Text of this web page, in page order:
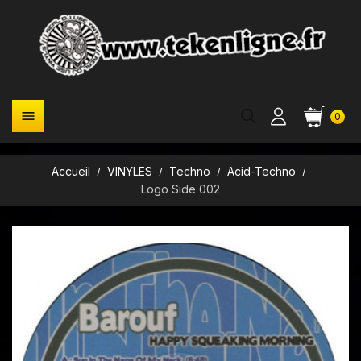
0

Accueil VINYLES Techno
Acid-Techno
Logo Side 002